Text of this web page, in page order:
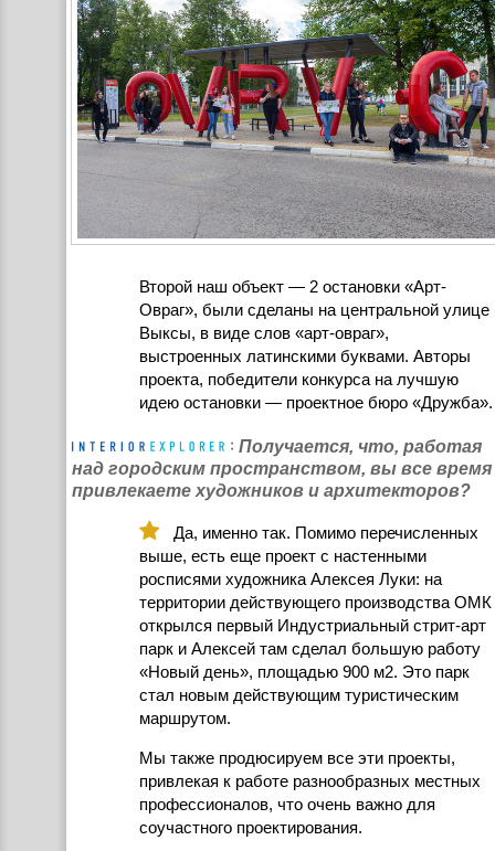
Второй наш объект — 2 остановки «Арт-
Овраг», были сделаны на центральной улице
Выксы, в виде слов «арт-овраг»,
выстроенных латинскими буквами. Авторы
проекта, победители конкурса на лучшую
идею остановки — проектное бюро «Дружба».
Получается, что, работая
над городским пространством, вы все время
привлекаете художников и архитекторов?
Да, именно так. Помимо перечисленных
выше, есть еще проект с настенными
росписями художника Алексея Луки: на
территории действующего производства ОМК
открылся первый Индустриальный стрит-арт
парк и Алексей там сделал большую работу
«Новый день», площадью 900 м2. Это парк
стал новым действующим туристическим
маршрутом.
Мы также продюсируем все эти проекты,
привлекая к работе разнообразных местных
профессионалов, что очень важно для
соучастного проектирования.